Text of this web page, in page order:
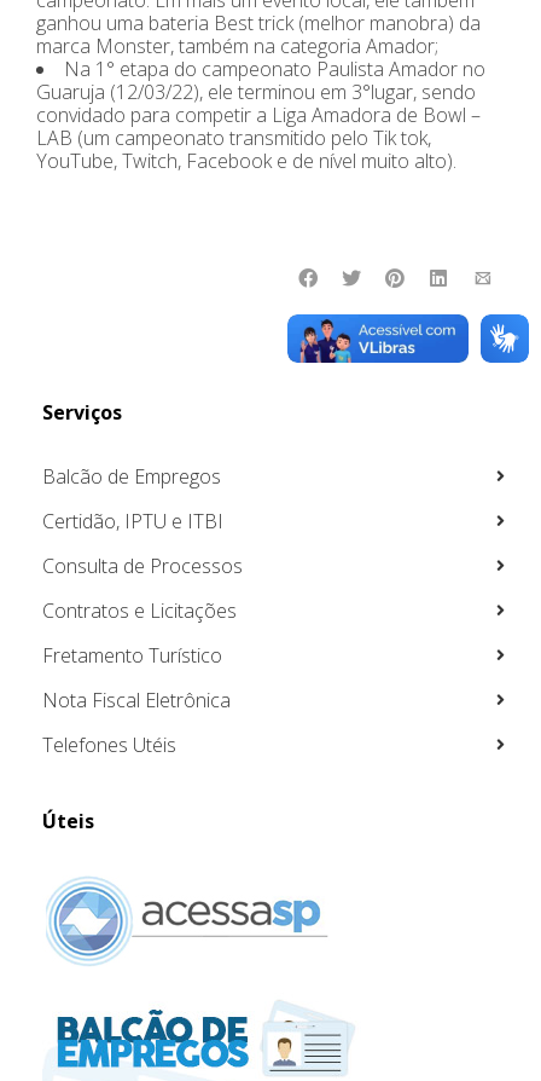
ganhou uma bateria Best trick (melhor manobra) da
marca Monster, também na categoria Amador;
Na 1° etapa do campeonato Paulista Amador no
Guaruja (12/03/22), ele terminou em 3°lugar, sendo
convidado para competir a Liga Amadora de Bowl –
LAB (um campeonato transmitido pelo Tik tok,
YouTube, Twitch, Facebook e de nível muito alto).
Serviços
Balcão de Empregos
Certidão, IPTU e ITBI
Consulta de Processos
Contratos e Licitações
Fretamento Turístico
Nota Fiscal Eletrônica
Telefones Utéis
Úteis